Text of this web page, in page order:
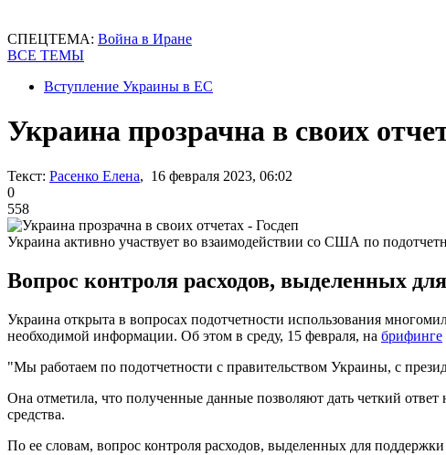
СПЕЦТЕМА: Война в Иране
ВСЕ ТЕМЫ
Вступление Украины в ЕС
Украина прозрачна в своих
Текст: Расенко Елена, 16 февраля 2023, 06:02
0
558
Украина активно участвует во взаимодействии со США по
Вопрос контроля расходов, выделенных
Украина открыта в вопросах подотчетности использования
необходимой информации. Об этом в среду, 15 февраля, на брифинге
"Мы работаем по подотчетности с правительством Украины, с
Она отметила, что полученные данные позволяют дать четкий
средства.
По ее словам, вопрос контроля расходов, выделенных для